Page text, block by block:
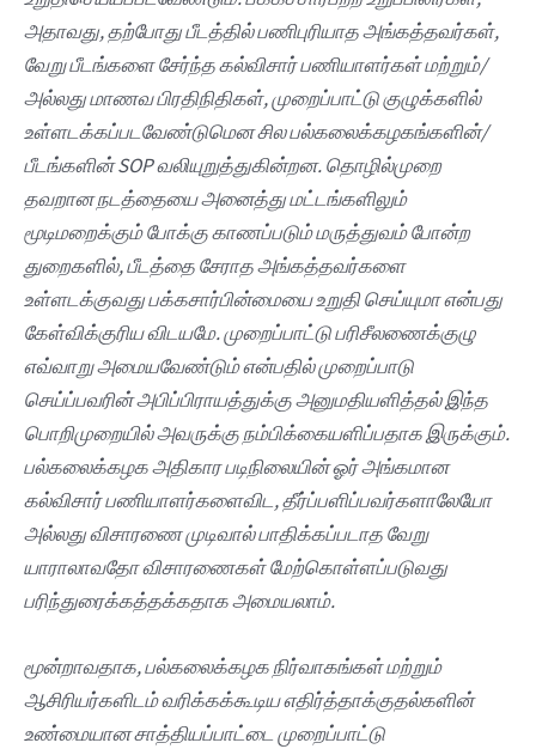
அதாவது, தற்போது பீடத்தில் பணிபுரியாத அங்கத்தவர்கள்,
வேறு பீடங்களை சேர்ந்த கல்விசார் பணியாளர்கள் மற்றும்/
அல்லது மாணவ பிரதிநிதிகள், முறைப்பாட்டு குழுக்களில்
உள்ளடக்கப்படவேண்டுமென சில பல்கலைக்கழகங்களின்/
பீடங்களின் SOP வலியுறுத்துகின்றன. தொழில்முறை
தவறான நடத்தையை அனைத்து மட்டங்களிலும்
மூடிமறைக்கும் போக்கு காணப்படும் மருத்துவம் போன்ற
துறைகளில், பீடத்தை சேராத அங்கத்தவர்களை
உள்ளடக்குவது பக்கசார்பின்மையை உறுதி செய்யுமா என்பது
கேள்விக்குரிய விடயமே. முறைப்பாட்டு பரிசீலணைக்குழு
எவ்வாறு அமையவேண்டும் என்பதில் முறைப்பாடு
செய்ப்பவரின் அபிப்பிராயத்துக்கு அனுமதியளித்தல் இந்த
பொறிமுறையில் அவருக்கு நம்பிக்கையளிப்பதாக இருக்கும்.
பல்கலைக்கழக அதிகார படிநிலையின் ஓர் அங்கமான
கல்விசார் பணியாளர்களைவிட, தீர்ப்பளிப்பவர்களாலேயோ
அல்லது விசாரணை முடிவால் பாதிக்கப்படாத வேறு
யாராலாவதோ விசாரணைகள் மேற்கொள்ளப்படுவது
பரிந்துரைக்கத்தக்கதாக அமையலாம்.
மூன்றாவதாக, பல்கலைக்கழக நிர்வாகங்கள் மற்றும்
ஆசிரியர்களிடம் வரிக்கக்கூடிய எதிர்த்தாக்குதல்களின்
உண்மையான சாத்தியப்பாட்டை முறைப்பாட்டு